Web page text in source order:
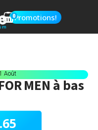
0Promotions!
Août
MENà bas